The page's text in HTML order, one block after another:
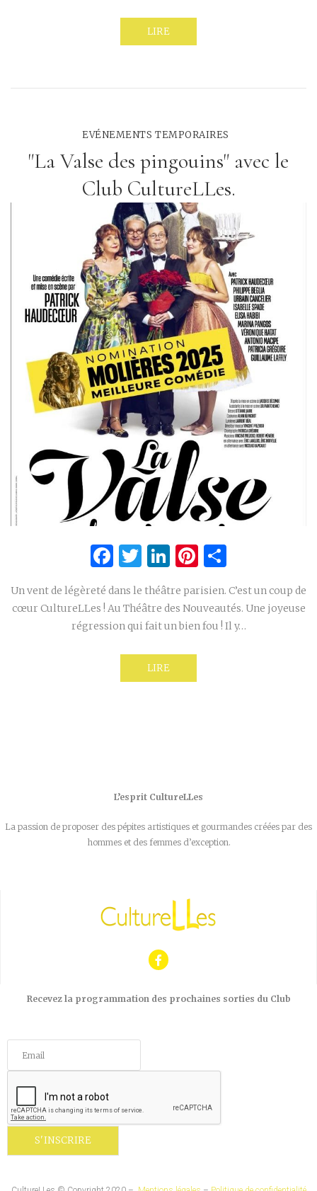
LIRE
EVÉNEMENTS TEMPORAIRES
"La Valse des pingouins" avec le
Club CultureLLes.
Facebook
Twitter
LinkedIn
Pinterest
Un vent de légèreté dans le théâtre parisien. C’est un coup de
cœur CultureLLes ! Au Théâtre des Nouveautés. Une joyeuse
régression qui fait un bien fou ! Il y…
LIRE
L’esprit CultureLLes
La passion de proposer des pépites artistiques et gourmandes créées par des
hommes et des femmes d’exception.
Recevez la programmation des prochaines sorties du Club